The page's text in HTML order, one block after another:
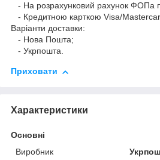
- На розрахунковий рахунок ФОПа
- Кредитною карткою Visa/
Варіанти доставки:
- Нова Пошта;
- Укрпошта.
Приховати
Характеристики
Основні
Виробник